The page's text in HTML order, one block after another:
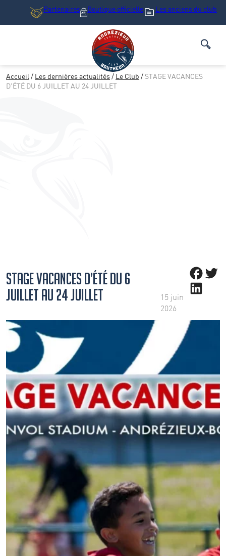
Partenaires Boutique officielle Les anciens du club
Accueil / Les dernières actualités/ Le Club / STAGE VACANCES
D’ÉTÉ DU 6 JUILLET AU 24 JUILLET
STAGE VACANCES D’ÉTÉ DU 6
JUILLET AU 24 JUILLET
15 juin
2026
Share on
Share
Share on